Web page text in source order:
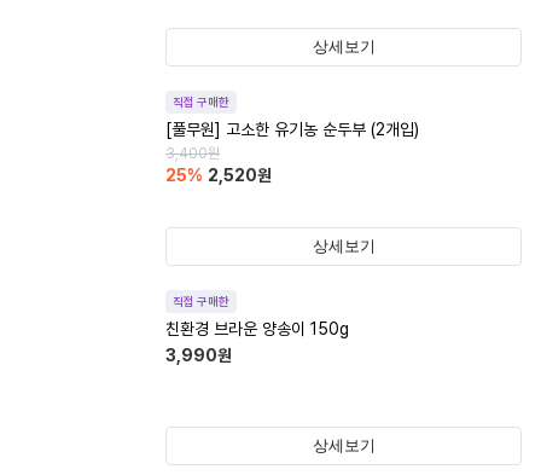
상세보기
직접 구매한
[풀무원] 고소한 유기농 순두부 (2개입)
3,400원
25% 2,520원
상세보기
직접 구매한
친환경 브라운 양송이 150g
3,990원
상세보기